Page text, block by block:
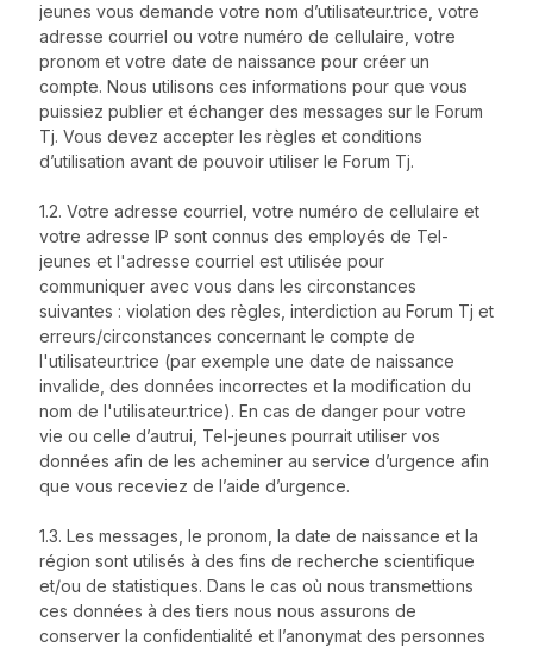
jeunes vous demande votre nom d’utilisateur.trice, votre
adresse courriel ou votre numéro de cellulaire, votre
pronom et votre date de naissance pour créer un
compte. Nous utilisons ces informations pour que vous
puissiez publier et échanger des messages sur le Forum
Tj. Vous devez accepter les règles et conditions
d’utilisation avant de pouvoir utiliser le Forum Tj.
1.2. Votre adresse courriel, votre numéro de cellulaire et
votre adresse IP sont connus des employés de Tel-
jeunes et l'adresse courriel est utilisée pour
communiquer avec vous dans les circonstances
suivantes : violation des règles, interdiction au Forum Tj et
erreurs/circonstances concernant le compte de
l'utilisateur.trice (par exemple une date de naissance
invalide, des données incorrectes et la modification du
nom de l'utilisateur.trice). En cas de danger pour votre
vie ou celle d’autrui, Tel-jeunes pourrait utiliser vos
données afin de les acheminer au service d’urgence afin
que vous receviez de l’aide d’urgence.
1.3. Les messages, le pronom, la date de naissance et la
région sont utilisés à des fins de recherche scientifique
et/ou de statistiques. Dans le cas où nous transmettions
ces données à des tiers nous nous assurons de
conserver la confidentialité et l’anonymat des personnes